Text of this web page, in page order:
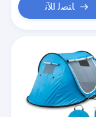
ﺎﺘﺼﻟ ﺍﻶﻧ